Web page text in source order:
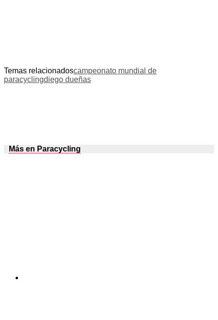
Temas relacionadoscampeonato mundial de
paracyclingdiego dueñas
Más en Paracycling